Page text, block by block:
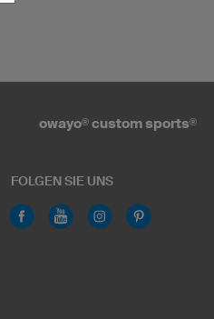
owayo® custom sports®
FOLGEN SIE UNS